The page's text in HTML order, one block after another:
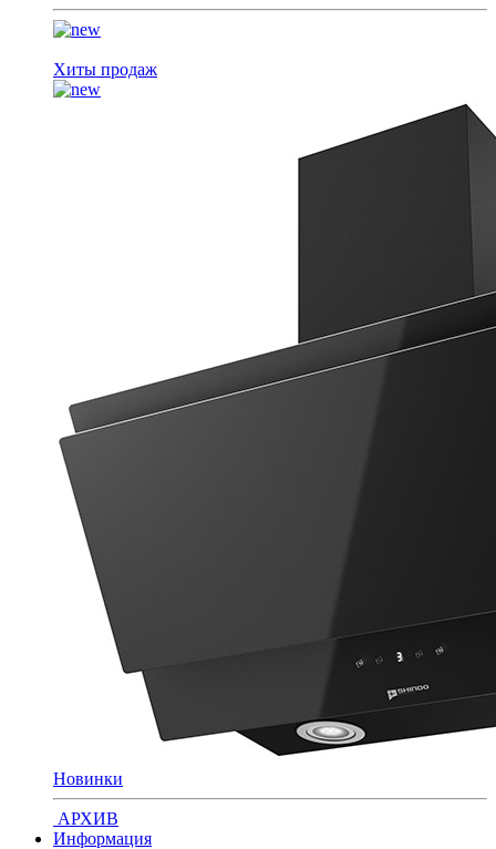
Хиты продаж
Новинки
АРХИВ
Информация